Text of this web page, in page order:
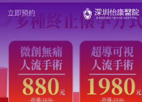
立即預約